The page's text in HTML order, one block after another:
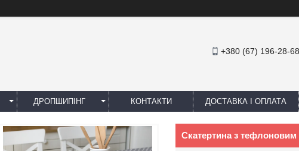
+380 (67) 196-28-68
ДРОПШИПІНГ КОНТАКТИ ДОСТАВКА І ОПЛАТА
Скатертина з